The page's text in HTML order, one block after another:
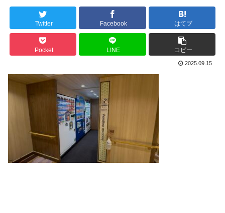
Twitter Facebook はてブ
Pocket LINE コピー
2025.09.15